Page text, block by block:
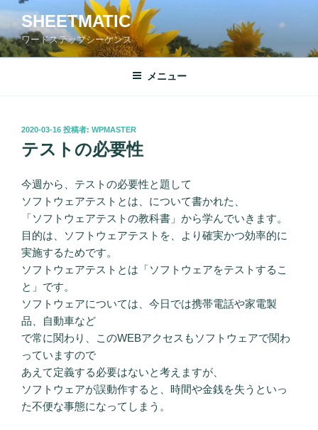
テ
ン
へ
SHEETMATIC
ワードステップシーケンス
メニュー
投
稿
日:
2020-03-16 投稿者: WPMASTER
テストの必要性
今週から、テストの必要性と題して
ソフトウェアテストとは、について書かれた、
「ソフトウェアテストの教科書」から学んでいきます。
目的は、ソフトウェアテストを、より確実かつ効率的に
実施するためです。
ソフトウェアテストとは「ソフトウェアをテストするこ
と」です。
ソフトウェアについては、今日では携帯電話や家電製
品、自動車など
で常に関わり、このWEBアクセスもソフトウェアで関わ
っていますので
あえて定義する必要はないと考えますが、
ソフトウェアが誤動作すると、時間や金銭を失うといっ
た不便な事態になってしまう。